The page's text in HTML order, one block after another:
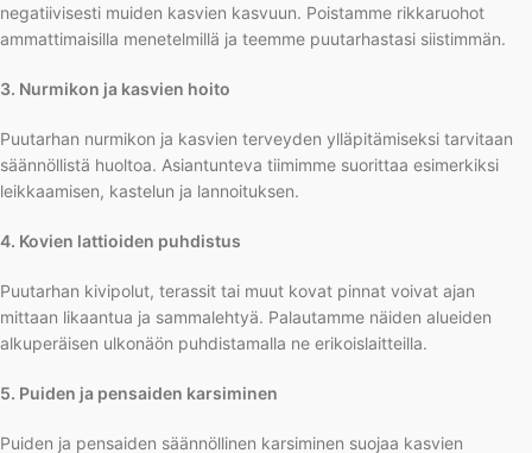
negatiivisesti muiden kasvien kasvuun. Poistamme rikkaruohot
ammattimaisilla menetelmillä ja teemme puutarhastasi siistimmän.
3. Nurmikon ja kasvien hoito
Puutarhan nurmikon ja kasvien terveyden ylläpitämiseksi tarvitaan
säännöllistä huoltoa. Asiantunteva tiimimme suorittaa esimerkiksi
leikkaamisen, kastelun ja lannoituksen.
4. Kovien lattioiden puhdistus
Puutarhan kivipolut, terassit tai muut kovat pinnat voivat ajan
mittaan likaantua ja sammalehtyä. Palautamme näiden alueiden
alkuperäisen ulkonäön puhdistamalla ne erikoislaitteilla.
5. Puiden ja pensaiden karsiminen
Puiden ja pensaiden säännöllinen karsiminen suojaa kasvien